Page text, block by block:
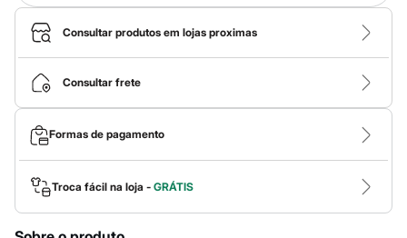
Casacos e Jaquetas
Jeans
Macacões
Saias
Shorts e Bermudas
Vestidos
Acessórios
Bolsas
Bonés e Chapéus
Bijoux
Cintos
Óculos
Relógios
Calçados
Botas
Consultar produtos em lojas proximas
Consultar frete
Formas de pagamento
Troca fácil na loja - GRÁTIS